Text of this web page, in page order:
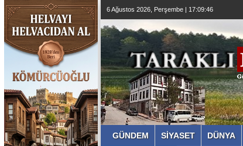
6 Ağustos 2026, Perşembe | 17:09:47
GÜNDEM SİYASET DÜNYA